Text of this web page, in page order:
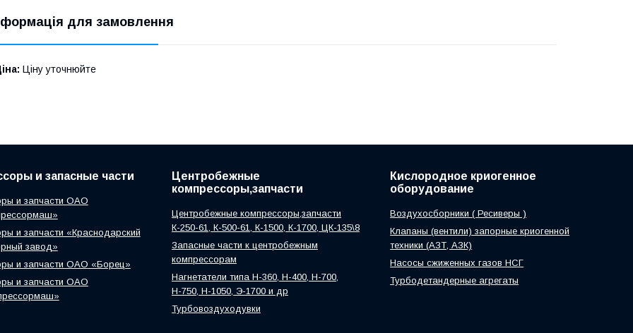
для замовлення
Ціну уточнюйте
и запасные части
и запчасти ОАО
и запчасти «Краснодарский
завод»
и запчасти ОАО «Борец»
и запчасти ОАО
Центробежные
компрессоры,запчасти
Центробежные компрессоры,запчасти
К-250-61, К-500-61, К-1500, К-1700, ЦК-135\8
Запасные части к центробежным
компрессорам
Нагнетатели типа Н-360, Н-400, Н-700,
Н-750, Н-1050, Э-1700 и др
Турбовоздуходувки
Кислородное криогенное
оборудование
Воздухосборники ( Ресиверы )
Клапаны (вентили) запорные криогенной
техники (АЗТ, АЗК)
Насосы сжиженных газов НСГ
Турбодетандерные агрегаты